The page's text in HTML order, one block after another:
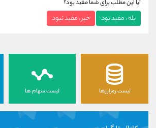
آیا این مطلب برای شما مفید بود؟
بله ، مفید بود خیر ، مفید نبود
لیست رمزارزها لیست سهام ها